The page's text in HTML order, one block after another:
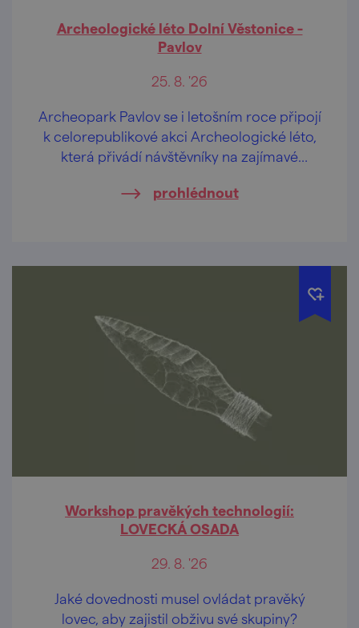
Archeologické léto Dolní Věstonice -
Pavlov
25. 8. '26
Archeopark Pavlov se i letošním roce připojí
k celorepublikové akci Archeologické léto,
která přivádí návštěvníky na zajímavé
odborníků z archeologických ústavů, muzeí
prohlédnout
Workshop pravěkých technologií:
LOVECKÁ OSADA
29. 8. '26
Jaké dovednosti musel ovládat pravěký
lovec, aby zajistil obživu své skupiny?